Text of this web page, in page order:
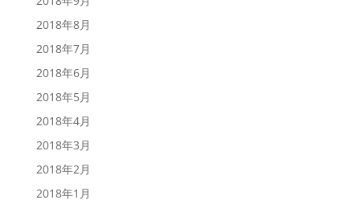
2018年8月
2018年7月
2018年6月
2018年5月
2018年4月
2018年3月
2018年2月
2018年1月